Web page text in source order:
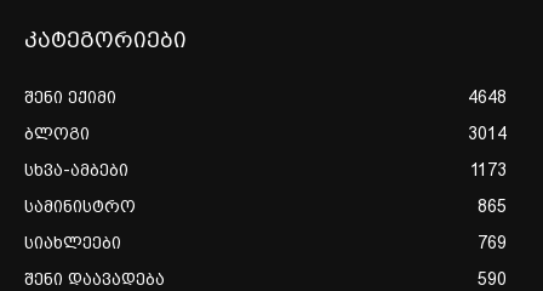
კატეგორიები
შენი ექიმი
4648
ბლოგი
3014
სხვა-ამბები
1173
სამინისტრო
865
სიახლეები
769
შენი დაავადება
590